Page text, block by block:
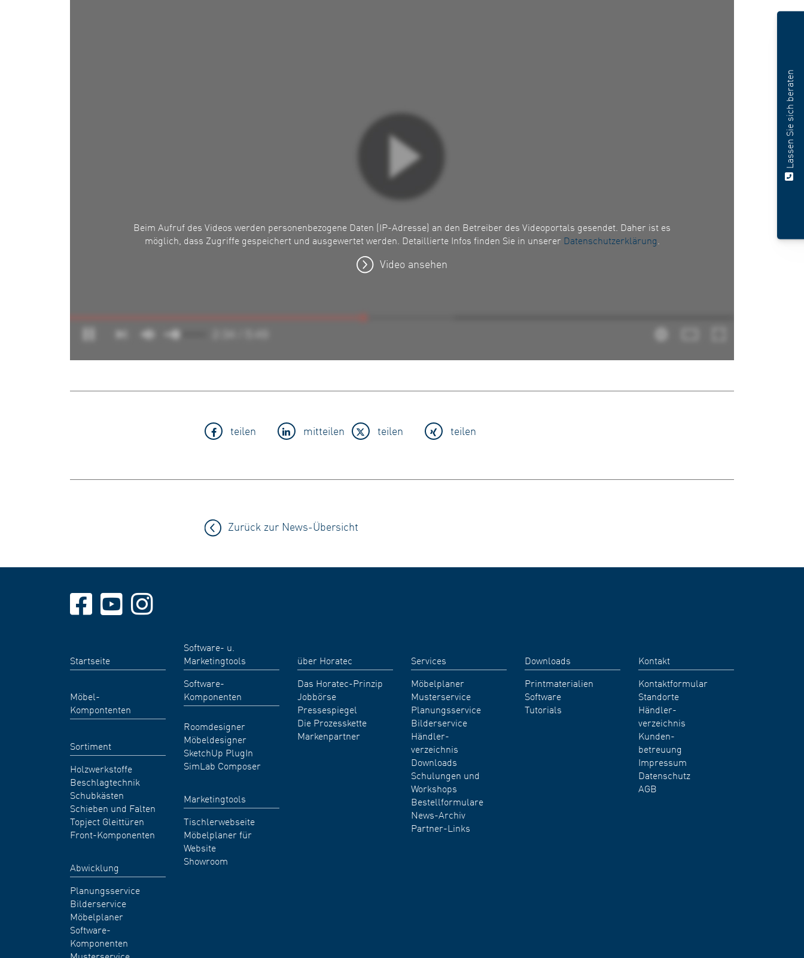
Beim Aufruf des Videos werden personenbezogene Daten (IP-Adresse) an den Betreiber des Videoportals gesendet. Daher ist es
möglich, dass Zugriffe gespeichert und ausgewertet werden. Detaillierte Infos finden Sie in unserer Datenschutzerklärung.
Video ansehen
teilen mitteilen teilen teilen
Zurück zur News-Übersicht
Lassen Sie sich beraten
Startseite
Möbel-
Kompontenten
Sortiment
Holzwerkstoffe
Beschlagtechnik
Schubkästen
Schieben und Falten
Topject Gleittüren
Front-Komponenten
Abwicklung
Planungsservice
Bilderservice
Möbelplaner
Software-
Komponenten
Software- u.
Marketingtools
Software-
Komponenten
Roomdesigner
Möbeldesigner
SketchUp PlugIn
SimLab Composer
Marketingtools
Tischlerwebseite
Möbelplaner für
Website
Showroom
über Horatec
Das Horatec-Prinzip
Jobbörse
Pressespiegel
Die Prozesskette
Markenpartner
Services
Möbelplaner
Musterservice
Planungsservice
Bilderservice
Händler-
verzeichnis
Downloads
Schulungen und
Workshops
Bestellformulare
News-Archiv
Partner-Links
Downloads
Printmaterialien
Software
Tutorials
Kontakt
Kontaktformular
Standorte
Händler-
verzeichnis
Kunden-
betreuung
Impressum
Datenschutz
AGB